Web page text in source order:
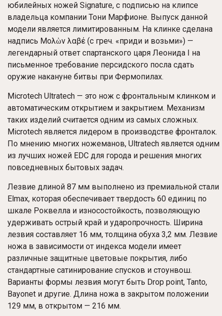
юбилейных ножей Signature, с подписью на клипсе
владельца компании Тони Марфионе. Выпуск данной
модели является лимитированным. На клинке сделана
надпись Μολὼν λαβέ (с греч. «приди и возьми») —
легендарный ответ спартанского царя Леонида I на
письменное требование персидского посла сдать
оружие накануне битвы при Фермопилах.
Microtech Ultratech — это нож с фронтальным клинком и
автоматическим открытием и закрытием. Механизм
таких изделий считается одним из самых сложных.
Microtech является лидером в производстве фронталок.
По мнению многих ножеманов, Ultratech является одним
из лучших ножей EDC для города и решения многих
повседневных бытовых задач.
Лезвие длиной 87 мм выполнено из премиальной стали
Elmax, которая обеспечивает твердость 60 единиц по
шкале Роквелла и износостойкость, позволяющую
удерживать острый край и ударопрочность. Ширина
лезвия составляет 16 мм, толщина обуха 3,2 мм. Лезвие
ножа в зависимости от индекса модели имеет
различные защитные цветовые покрытия, либо
стандартные сатинирование спусков и стоунвош.
Варианты формы лезвия могут быть Drop point, Tanto,
Bayonet и другие. Длина ножа в закрытом положении
129 мм, в открытом — 216 мм.